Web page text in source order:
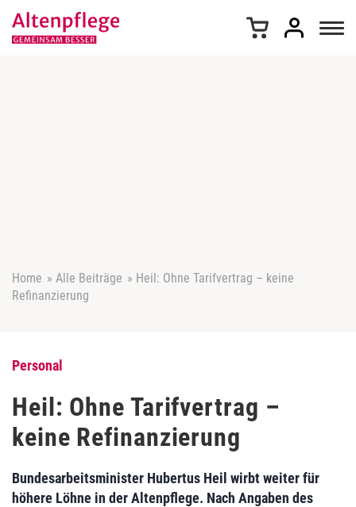
Home » Alle Beiträge » Heil: Ohne Tarifvertrag – keine
Refinanzierung
Personal
Heil: Ohne Tarifvertrag –
keine Refinanzierung
Bundesarbeitsminister Hubertus Heil wirbt weiter für
höhere Löhne in der Altenpflege. Nach Angaben des